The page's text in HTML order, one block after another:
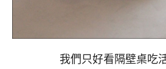
我們只好看隔壁桌吃